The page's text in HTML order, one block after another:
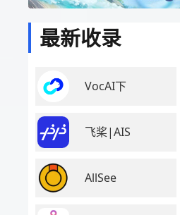
最新收录
VocAI下
飞桨|AIS
AllSee